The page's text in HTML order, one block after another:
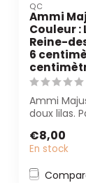
QC
Ammi
Couleur :
Reine-
6
Ammi
doux lilas.
€8,00
En stock